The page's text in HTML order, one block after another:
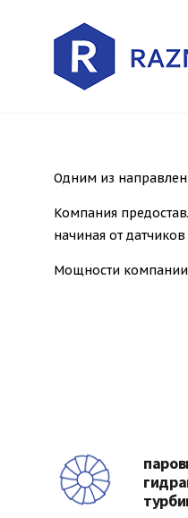
Одним из
Компания
начиная от
Мощности